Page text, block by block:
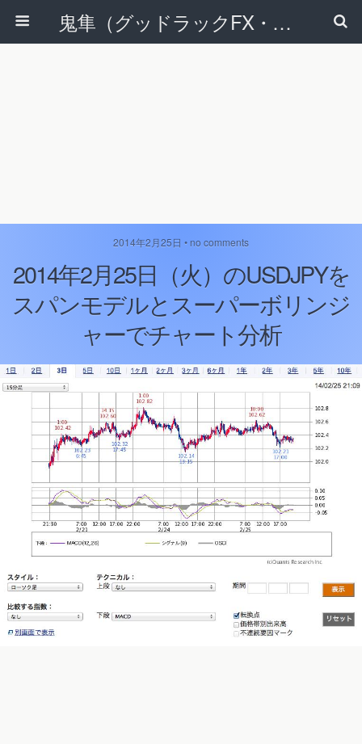
鬼隼（グッドラックFX・改）
2014年2月25日 • no comments
2014年2月25日（火）のUSDJPYを
スパンモデルとスーパーボリンジ
ャーでチャート分析